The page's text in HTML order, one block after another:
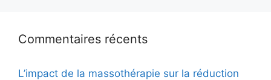
Commentaires récents
L’impact de la massothérapie sur la réduction